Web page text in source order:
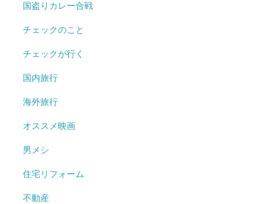
国盗りカレー合戦
チェックのこと
チェックが行く
国内旅行
海外旅行
オススメ映画
男メシ
住宅リフォーム
不動産